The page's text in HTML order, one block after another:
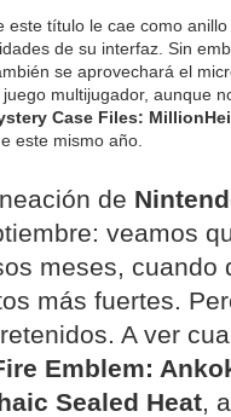
este título le cae como
de su interfaz. Sin
se aprovechará el
multijugador, aunque
Case Files:
este mismo año.
de
veamos
meses, cuando
más fuertes.
A ver
Emblem:
Sealed Heat ,